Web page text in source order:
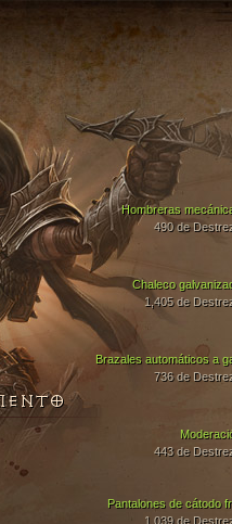
Chaleco
1,405 de
Brazales automáticos a
736 de
Hombreras
490 de
Pantalones de cátodo
1,039 de
443 de